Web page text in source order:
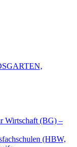
Wirtschaft (BG) –
(HBW,